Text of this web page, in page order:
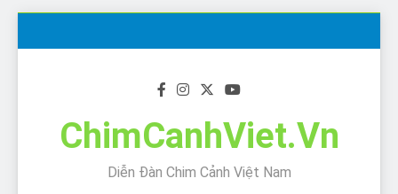
ChimCanhViet.Vn
Diễn Đàn Chim Cảnh Việt Nam